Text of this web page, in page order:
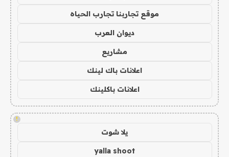
موقع تجاربنا تجارب الحياه
ديوان العرب
مشاريع
اعلانات باك لينك
اعلانات باكلينك
!
يلا شوت
yalla shoot